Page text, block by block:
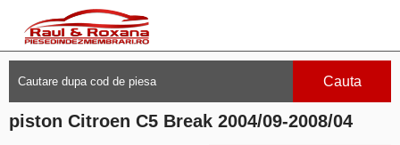
Cauta
piston Citroen C5 Break 2004/09-2008/04